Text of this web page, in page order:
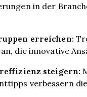
in der
erreichen:
die innovative
steigern:
verbessern